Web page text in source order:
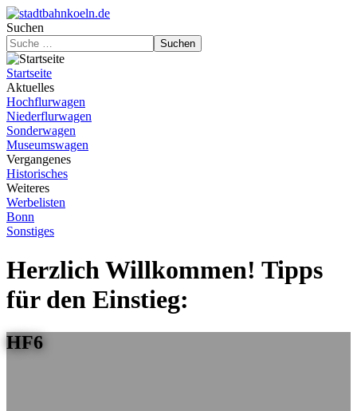
Suchen
Suchen
Startseite
Aktuelles
Hochflurwagen
Niederflurwagen
Sonderwagen
Museumswagen
Vergangenes
Historisches
Weiteres
Werbelisten
Bonn
Sonstiges
Herzlich Willkommen! Tipps
für den Einstieg:
HF6